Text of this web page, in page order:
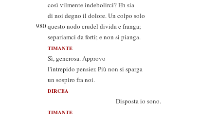
così vilmente indebolirci? Eh sia
di noi degno il dolore. Un colpo solo
980questo nodo crudel divida e franga;
separiamci da forti; e non si pianga.
TIMANTE
Sì, generosa. Approvo
l'intrepido pensier. Più non si sparga
un sospiro fra noi.
DIRCEA
Disposta io sono.
TIMANTE